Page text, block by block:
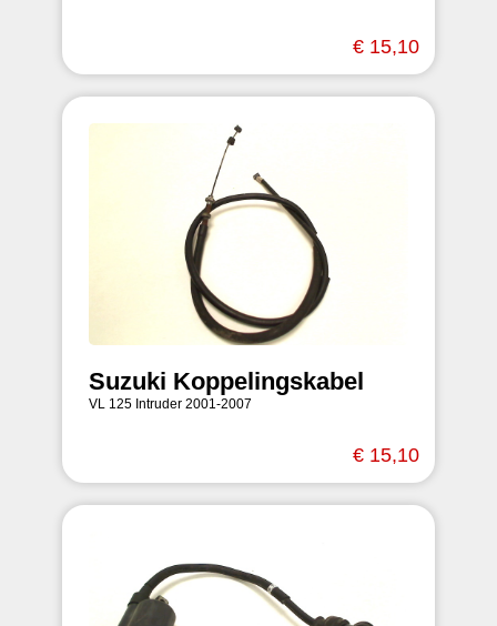
€ 15,10
Suzuki Koppelingskabel
VL 125 Intruder 2001-2007
€ 15,10